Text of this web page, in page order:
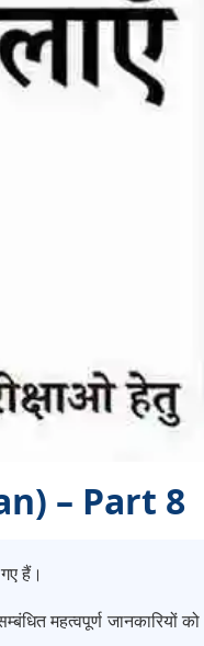
– Part 8
हैं।
महत्वपूर्ण जानकारियों को